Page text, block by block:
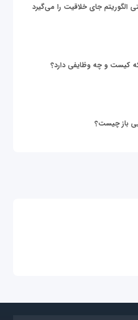
الگوریتم جای خلاقیت را می‌گیرد
کیست و چه وظایفی دارد؟
باز چیست؟